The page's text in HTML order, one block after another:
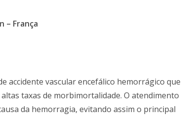
– França
accidente vascular encefálico hemorrágico que
taxas de morbimortalidade. O atendimento
da hemorragia, evitando assim o principal